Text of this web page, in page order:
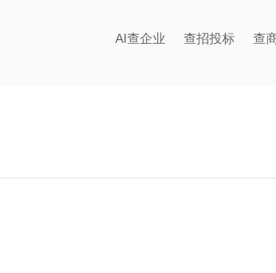
AI查企业 查招投标 查